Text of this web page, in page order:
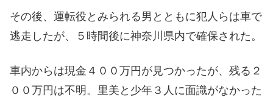
その後、運転役とみられる男とともに犯人らは車で
逃走したが、５時間後に神奈川県内で確保された。
車内からは現金４００万円が見つかったが、残る２
００万円は不明。里美と少年３人に面識がなかった